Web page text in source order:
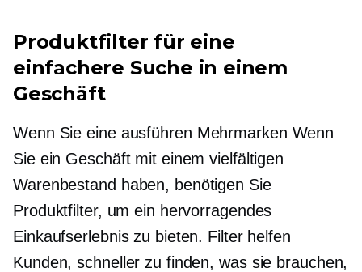
Produktfilter für eine
einfachere Suche in einem
Geschäft
Wenn Sie eine ausführen Mehrmarken Wenn
Sie ein Geschäft mit einem vielfältigen
Warenbestand haben, benötigen Sie
Produktfilter, um ein hervorragendes
Einkaufserlebnis zu bieten. Filter helfen
Kunden, schneller zu finden, was sie brauchen,